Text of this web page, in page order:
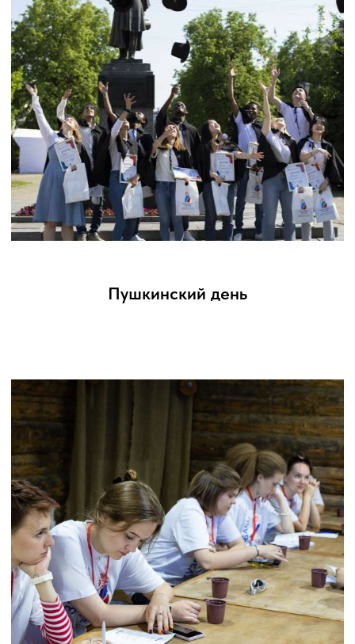
Камерный театр
современной поэзии
«ЛитерА на Советском»
Камерный театр современной поэзии
«ЛитерА на Советском» Кузбасского
центра искусств создан в 2019 году,
став победителем четырёх конкурсов
Фонда президентских грантов.
Это уникальное для Кузбасса
камерное сценическое пространство
звуковым оборудованием.
современной поэзии в формате
сценического эксперимента по поиску
наиболее адекватных способов
перевода языка современной поэзии
на язык музыки, света и пластики для
более эффективного погружения
зрителя и потенциального читателя в
сложную ткань поэтических образов.
Пеоформансы и спектакли создаются
в постдраматической эстетике
«театра образов» и рассчитаны на
одновременное и полиперспективное